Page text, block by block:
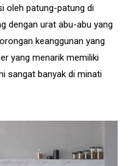
oleh patung-patung di
dengan urat abu-abu yang
keanggunan yang
yang menarik memiliki
sangat banyak di minati